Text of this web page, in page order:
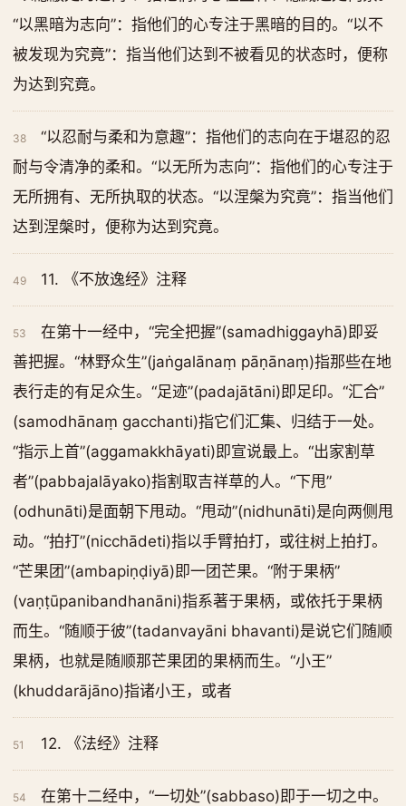
“以黑暗为志向”：指他们的心专注于黑暗的目的。“以不
被发现为究竟”：指当他们达到不被看见的状态时，便称
为达到究竟。
38
“以忍耐与柔和为意趣”：指他们的志向在于堪忍的忍
耐与令清净的柔和。“以无所为志向”：指他们的心专注于
无所拥有、无所执取的状态。“以涅槃为究竟”：指当他们
达到涅槃时，便称为达到究竟。
49 11. 《不放逸经》注释
53
在第十一经中，“完全把握”(samadhiggayhā)即妥
善把握。“林野众生”(jaṅgalānaṃ pāṇānaṃ)指那些在地
表行走的有足众生。“足迹”(padajātāni)即足印。“汇合”
(samodhānaṃ gacchanti)指它们汇集、归结于一处。
“指示上首”(aggamakkhāyati)即宣说最上。“出家割草
者”(pabbajalāyako)指割取吉祥草的人。“下甩”
(odhunāti)是面朝下甩动。“甩动”(nidhunāti)是向两侧甩
动。“拍打”(nicchādeti)指以手臂拍打，或往树上拍打。
“芒果团”(ambapiṇḍiyā)即一团芒果。“附于果柄”
(vaṇṭūpanibandhanāni)指系著于果柄，或依托于果柄
而生。“随顺于彼”(tadanvayāni bhavanti)是说它们随顺
果柄，也就是随顺那芒果团的果柄而生。“小王”
(khuddarājāno)指诸小王，或者
51 12. 《法经》注释
54
在第十二经中，“一切处”(sabbaso)即于一切之中。